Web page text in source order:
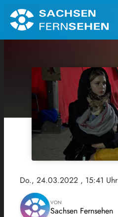
Do., 24.03.2022 , 15:41 Uhr
VON
Sachsen Fernsehen